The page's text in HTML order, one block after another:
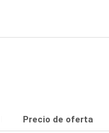
Precio de oferta